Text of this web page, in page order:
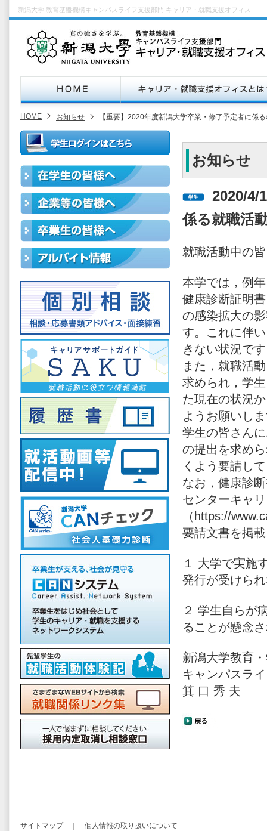
新潟大学 教育基盤機構キャンパスライフ支援部門 キャリア・就職支援オフィス
HOME お知らせ 【重要】2020年度新潟大学卒業・修了予定者に係
お知らせ
2020/4/
係る就職活
就職活動中の
本学では，例
健康診断証明
の感染拡大の
す。これに伴
きない状況で
また，就職活
求められ，学
た現在の状況
ようお願いし
学生の皆さん
の提出を求め
くよう要請し
なお，健康診
センターキャ
（https://
要請文書を掲
１ 大学で実施
発行が受けら
２ 学生自らが
ることが懸念
新潟大学教育
キャンパスラ
箕 口 秀 夫
サイトマップ｜ 個人情報の取り扱いについて